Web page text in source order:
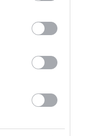
Περιπέτεια, χαλάρωση ή
δροσιά; Βρήκαμε το ρόφημα
των 15 εκατ. – Η νέα εποχή
για την ιστορική πλαζ της